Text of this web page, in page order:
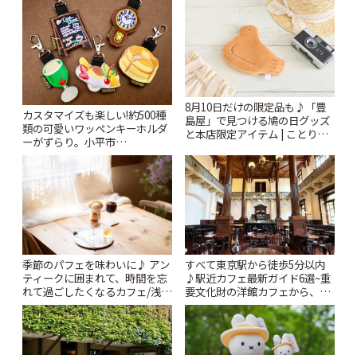
カスタマイズも楽しい!約500種
類の可愛いワッペンキーホルダ
ーがずらり。小平市
「Kimamaya T&K」 | ことりっ
8月10日だけの限定品も♪「豊
島屋」で見つける鳩の日グッズ
と本店限定アイテム | ことりっ
季節のパフェを味わいに♪ アン
ティークに囲まれて、時間を忘
れて過ごしたくなるカフェ/浅草
「annorum cafe」 | ことりっぷ
すべて東京駅から徒歩5分以内
♪駅近カフェ最新ガイド6選~重
要文化財の洋館カフェから、改
札すぐのレトロ喫茶まで~ | こと
りっぷ